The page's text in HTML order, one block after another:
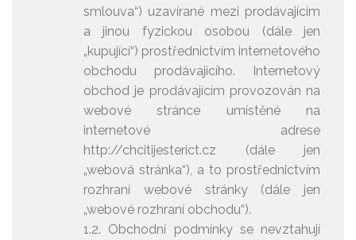
smlouva“) uzavírané mezi prodávajícím
a jinou fyzickou osobou (dále jen
„kupující“) prostřednictvím internetového
obchodu prodávajícího. Internetový
obchod je prodávajícím provozován na
webové stránce umístěné na
internetové adrese
http://chcitijesterict.cz (dále jen
„webová stránka“), a to prostřednictvím
rozhraní webové stránky (dále jen
„webové rozhraní obchodu“).
1.2. Obchodní podmínky se nevztahují